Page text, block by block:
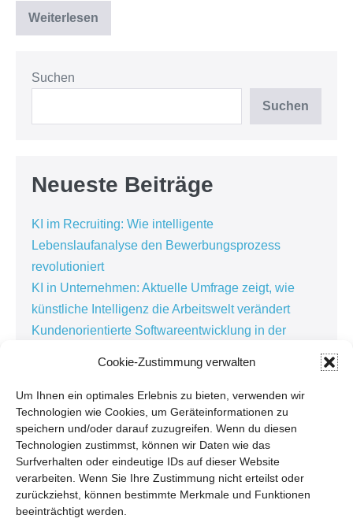
Cookie-Zustimmung verwalten
Um Ihnen ein optimales Erlebnis zu bieten, verwenden wir
Technologien wie Cookies, um Geräteinformationen zu
speichern und/oder darauf zuzugreifen. Wenn du diesen
Technologien zustimmst, können wir Daten wie das
Surfverhalten oder eindeutige IDs auf dieser Website
verarbeiten. Wenn Sie Ihre Zustimmung nicht erteilst oder
zurückziehst, können bestimmte Merkmale und Funktionen
beeinträchtigt werden.
WeiterlesenDatenschutz
in
Suchen
Suchen
Neueste Beiträge
KI im Recruiting: Wie intelligente
Lebenslaufanalyse den Bewerbungsprozess
revolutioniert
KI in Unternehmen: Aktuelle Umfrage zeigt, wie
künstliche Intelligenz die Arbeitswelt verändert
Kundenorientierte Softwareentwicklung in der
Kundenbindung in der Personaldienstleistung:
Warum Zuhören der Schlüssel zur erfolgreichen
Digitalisierung ist
Softwarewechsel: Warum Unternehmen erst
reagieren, wenn es wehtut